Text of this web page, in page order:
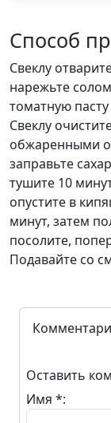
Способ
Свеклу
нарежьте
томатную
Свеклу
обжаренными
заправьте
тушите 10
опустите в
минут, затем
посолите,
Подавайте со
Оставить
Имя *: